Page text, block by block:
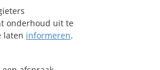
onderhoud uit te
laten informeren.